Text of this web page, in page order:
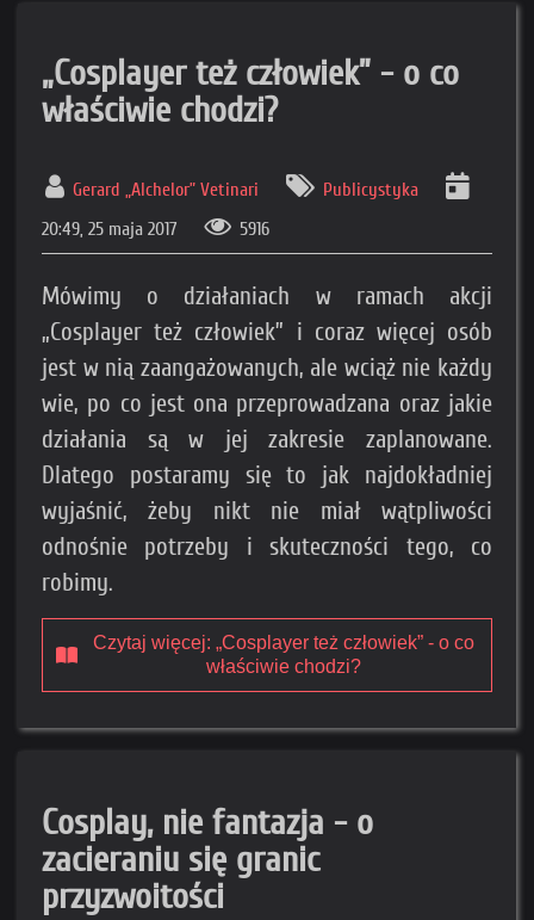
„Cosplayer też człowiek” - o co
właściwie chodzi?
Gerard „Alchelor” Vetinari
Publicystyka
20:49, 25 maja 2017
5916
Mówimy o działaniach w ramach akcji
„Cosplayer też człowiek” i coraz więcej osób
jest w nią zaangażowanych, ale wciąż nie każdy
wie, po co jest ona przeprowadzana oraz jakie
działania są w jej zakresie zaplanowane.
Dlatego postaramy się to jak najdokładniej
wyjaśnić, żeby nikt nie miał wątpliwości
odnośnie potrzeby i skuteczności tego, co
robimy.
Czytaj więcej: „Cosplayer też człowiek” - o co
właściwie chodzi?
Cosplay, nie fantazja - o
zacieraniu się granic
przyzwoitości